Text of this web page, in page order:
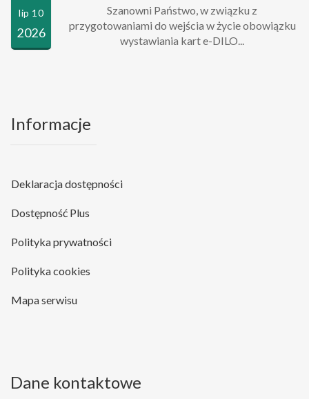
lip 10
2026
Szanowni Państwo, w związku z
przygotowaniami do wejścia w życie obowiązku
wystawiania kart e-DILO...
Informacje
Deklaracja dostępności
Dostępność Plus
Polityka prywatności
Polityka cookies
Mapa serwisu
Dane kontaktowe